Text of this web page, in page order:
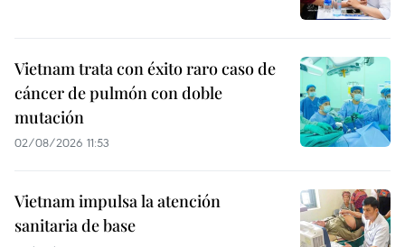
Vietnam trata con éxito raro caso de
cáncer de pulmón con doble
mutación
02/08/2026 11:53
Vietnam impulsa la atención
sanitaria de base